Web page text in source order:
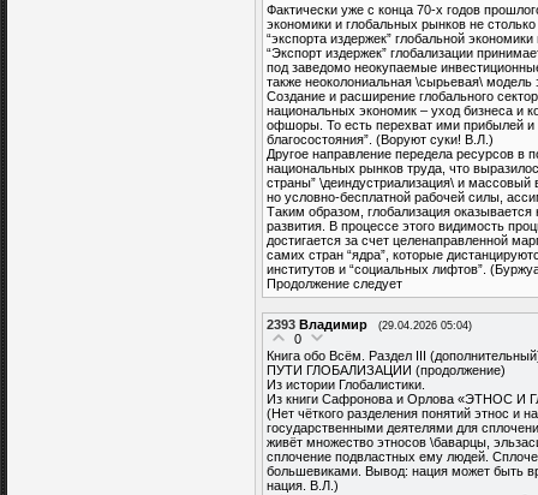
Фактически уже с конца 70-х годов
экономики и глобальных рынков не
“экспорта издержек” глобальной
“Экспорт издержек” глобализации
под заведомо неокупаемые
также неоколониальная \сырьевая\
Создание и расширение глобального
национальных экономик – уход бизнеса и
офшоры. То есть перехват ими прибылей и
благосостояния”. (Воруют суки! В.Л.)
Другое направление передела ресурсов в
национальных рынков труда, что
страны” \деиндустриализация\ и массовый
но условно-бесплатной рабочей силы,
Таким образом, глобализация
развития. В процессе этого видимость
достигается за счет целенаправленной
самих стран “ядра”, которые
институтов и “социальных лифтов”.
Продолжение следует
2393 Владимир (29.04.2026 05:04)
0
Книга обо Всём. Раздел III
ПУТИ ГЛОБАЛИЗАЦИИ (продолжение)
Из истории Глобалистики.
Из книги Сафронова и Орлова «ЭТНОС
(Нет чёткого разделения понятий этнос и
государственными деятелями для
живёт множество этносов \баварцы,
сплочение подвластных ему людей.
большевиками. Вывод: нация может быть
нация. В.Л.)